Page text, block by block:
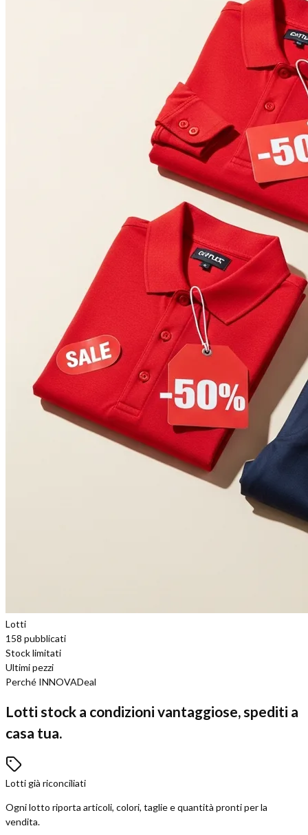
Lotti
158 pubblicati
Stock limitati
Ultimi pezzi
Perché INNOVADeal
Lotti stock a condizioni vantaggiose, spediti a
casa tua.
Lotti già riconciliati
Ogni lotto riporta articoli, colori, taglie e quantità pronti per la
vendita.